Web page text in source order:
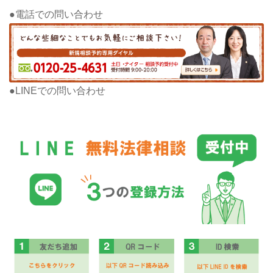
●電話での問い合わせ
●LINEでの問い合わせ